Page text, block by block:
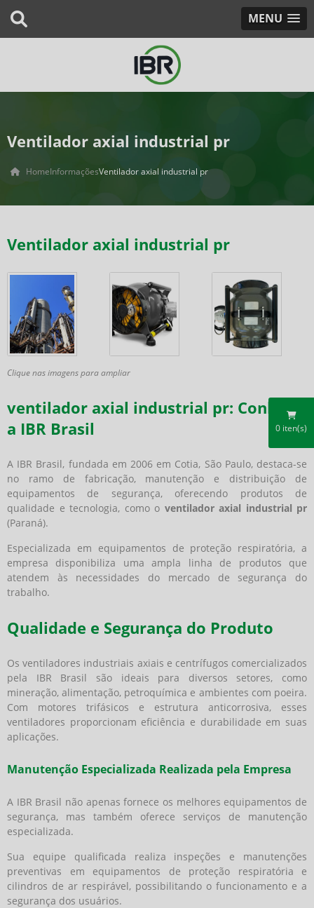
MENU
0 iten(s)
Ventilador axial industrial pr
HomeInformaçõesVentilador axial industrial pr
Ventilador axial industrial pr
Clique nas imagens para ampliar
ventilador axial industrial pr: Conheça
a IBR Brasil
A IBR Brasil, fundada em 2006 em Cotia, São Paulo, destaca-se
no ramo de fabricação, manutenção e distribuição de
equipamentos de segurança, oferecendo produtos de
qualidade e tecnologia, como o ventilador axial industrial pr
(Paraná).
Especializada em equipamentos de proteção respiratória, a
empresa disponibiliza uma ampla linha de produtos que
atendem às necessidades do mercado de segurança do
trabalho.
Qualidade e Segurança do Produto
Os ventiladores industriais axiais e centrífugos comercializados
pela IBR Brasil são ideais para diversos setores, como
mineração, alimentação, petroquímica e ambientes com poeira.
Com motores trifásicos e estrutura anticorrosiva, esses
ventiladores proporcionam eficiência e durabilidade em suas
aplicações.
Manutenção Especializada Realizada pela Empresa
A IBR Brasil não apenas fornece os melhores equipamentos de
segurança, mas também oferece serviços de manutenção
especializada.
Sua equipe qualificada realiza inspeções e manutenções
preventivas em equipamentos de proteção respiratória e
cilindros de ar respirável, possibilitando o funcionamento e a
segurança dos usuários.